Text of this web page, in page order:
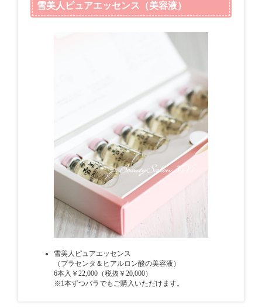
雪美人ピュアエッセンス（美容液）
雪美人ピュアエッセンス
（プラセンタ＆ヒアルロン酸の美容液）
6本入￥22,000（税抜￥20,000）
※1本ずつバラでもご購入いただけます。